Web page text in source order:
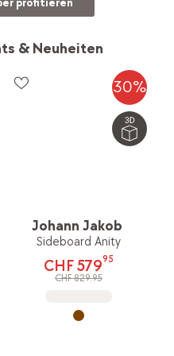
profitieren
& Neuheiten
30%
Johann Jakob
Sideboard Anity
CHF 57995
CHF 829.95